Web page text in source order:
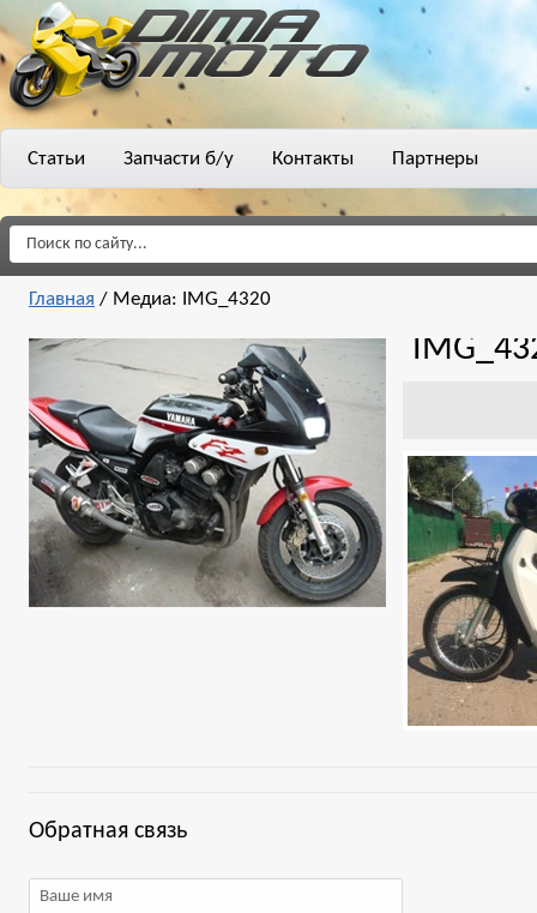
Статьи Запчасти б/у Контакты Партнеры
Главная / Медиа: IMG_4320
Обратная связь